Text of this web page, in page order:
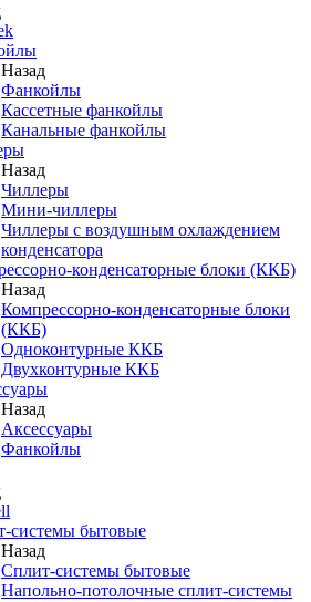
Назад
Фанкойлы
Кассетные фанкойлы
Канальные фанкойлы
Назад
Чиллеры
Мини-чиллеры
Чиллеры с воздушным охлаждением
конденсатора
конденсаторные блоки (ККБ)
Назад
Компрессорно-конденсаторные блоки
(ККБ)
Одноконтурные ККБ
Двухконтурные ККБ
Назад
Аксессуары
Фанкойлы
системы бытовые
Назад
Сплит-системы бытовые
Напольно-потолочные сплит-системы